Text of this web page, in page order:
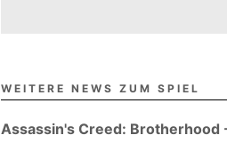
WEITERE NEWS ZUM SPIEL
Assassin's Creed: